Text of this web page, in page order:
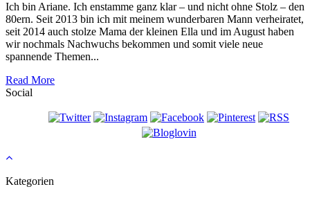
Ich bin Ariane. Ich enstamme ganz klar – und nicht ohne Stolz – den
80ern. Seit 2013 bin ich mit meinem wunderbaren Mann verheiratet,
seit 2014 auch stolze Mama der kleinen Ella und im August haben
wir nochmals Nachwuchs bekommen und somit viele neue
spannende Themen...
Read More
Social
Kategorien